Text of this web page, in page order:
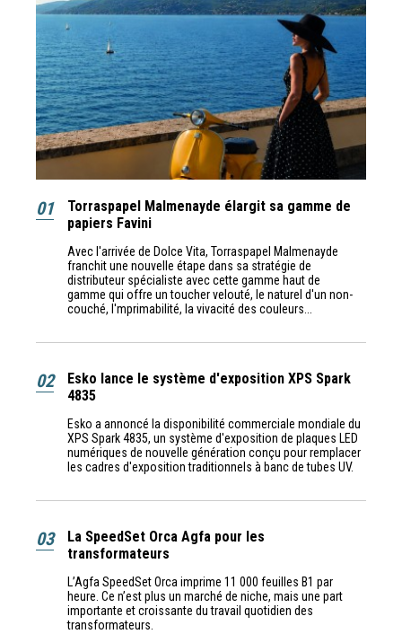
01
Torraspapel Malmenayde élargit sa gamme de
papiers Favini
Avec l'arrivée de Dolce Vita, Torraspapel Malmenayde
franchit une nouvelle étape dans sa stratégie de
distributeur spécialiste avec cette gamme haut de
gamme qui offre un toucher velouté, le naturel d'un non-
couché, l'mprimabilité, la vivacité des couleurs...
02
Esko lance le système d'exposition XPS Spark
4835
Esko a annoncé la disponibilité commerciale mondiale du
XPS Spark 4835, un système d'exposition de plaques LED
numériques de nouvelle génération conçu pour remplacer
les cadres d'exposition traditionnels à banc de tubes UV.
03
La SpeedSet Orca Agfa pour les
transformateurs
L’Agfa SpeedSet Orca imprime 11 000 feuilles B1 par
heure. Ce n’est plus un marché de niche, mais une part
importante et croissante du travail quotidien des
transformateurs.